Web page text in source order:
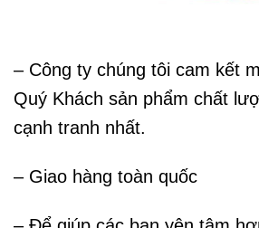
– Công ty chúng tôi cam kết
Quý Khách sản phẩm chất
cạnh tranh nhất.
– Giao hàng toàn quốc